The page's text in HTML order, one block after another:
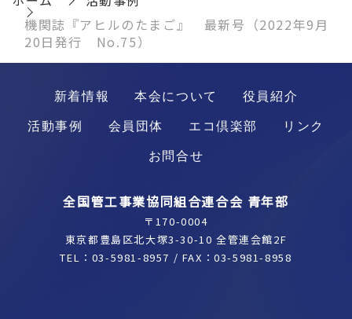
機関誌『アヒルのたまご』 最新号（2022年9月
20日発行 No.75）
新着情報 本会について
役員紹介
活動事例
会員団体 エコ倶楽部
リンク
お問合せ
全国管工事業協同組合連合会 青年部
〒170-0004
東京都豊島区北大塚3-30-10 全管連会館2F
TEL： 03-5981-8957 / FAX：03-5981-8958